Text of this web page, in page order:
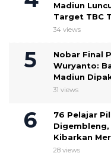
Madiun
Target TBC
34 views
Nobar Final
Wuryanto:
Madiun
31 views
76 Pelajar
Digembleng,
Kibarkan
28 views